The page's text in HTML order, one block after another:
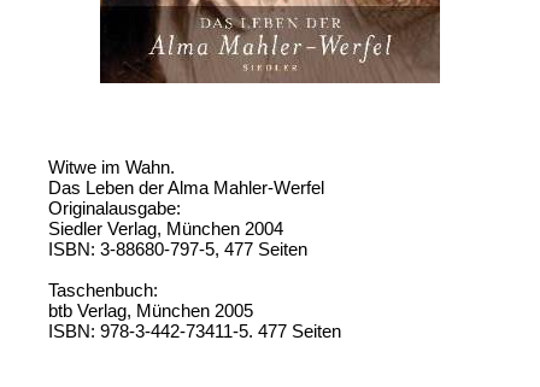
Witwe im Wahn.
Das Leben der Alma Mahler-Werfel
Originalausgabe:
Siedler Verlag, München 2004
ISBN: 3-88680-797-5, 477 Seiten
Taschenbuch:
btb Verlag, München 2005
ISBN: 978-3-442-73411-5. 477 Seiten